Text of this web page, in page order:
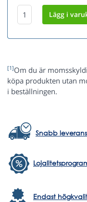
[1]Om du är
köpa produkten utan
i beställningen.
Snabb
Endast